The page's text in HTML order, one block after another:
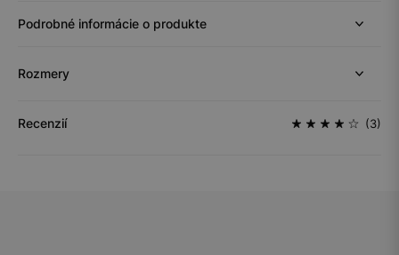
Podrobné informácie o produkte
Rozmery
Recenzií (3)